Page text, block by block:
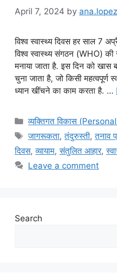
April 7, 2024 by ana.lopez
विश्व स्वास्थ्य दिवस हर साल 7
विश्व स्वास्थ्य संगठन (WHO) की
मनाया जाता है. इस दिन को खास
चुना जाता है, जो किसी महत्वपूर्ण
ध्यान खींचने का काम करता है. …
Categories
व्यक्तिगत विकास
Tags
जागरूकता,तंदुरुस्ती,तनाव
दिवस,व्यायाम,संतुलित आहार,
Leave a comment
Search